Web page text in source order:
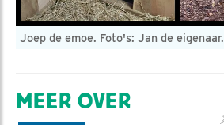
Joep de emoe. Foto's: Jan de eigenaar.
MEER OVER